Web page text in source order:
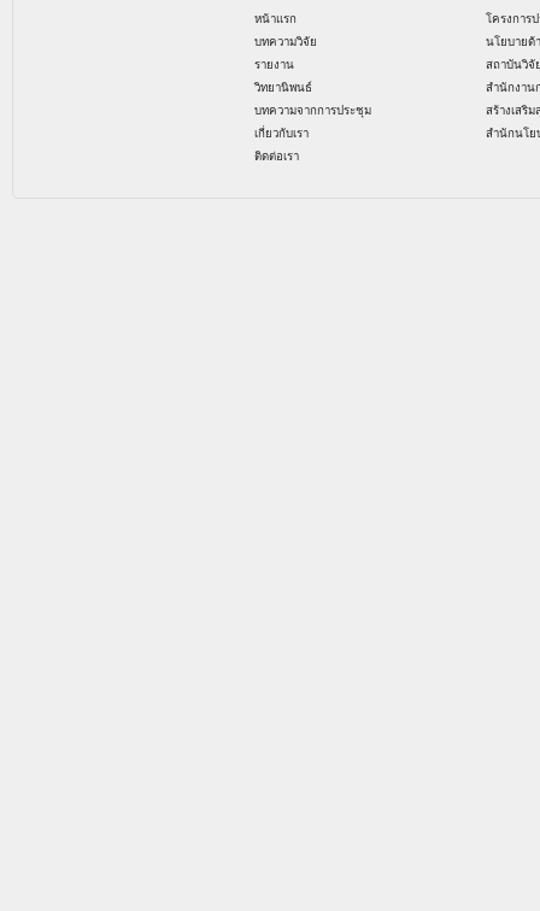
หน้าแรก
บทความวิจัย
รายงาน
วิทยานิพนธ์
บทความจากการประชุม
เกี่ยวกับเรา
ติดต่อเรา
โครงการ
นโยบายด้
สถาบันวิจั
สำนักงาน
สร้างเสริ
สำนักนโย